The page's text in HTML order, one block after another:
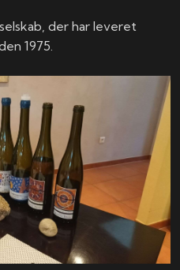
der har leveret
1975.